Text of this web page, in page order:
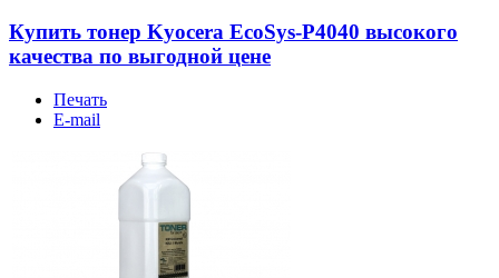
Купить тонер Kyocera EcoSys-P4040 высокого
качества по выгодной цене
Печать
E-mail